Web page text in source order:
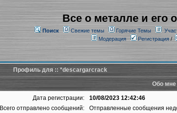
Все о металле и его
Поиск Свежие темы Горячие Темы
Модерация
Регистрация/
Профиль для :: *descargarcrack
Обо
Дата регистрации:
10/08/2023 12:42:46
Всего отправлено сообщений:
Отправленные сообщения